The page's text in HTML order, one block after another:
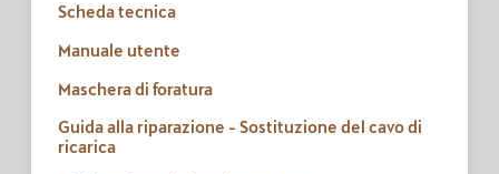
Scheda tecnica
Manuale utente
Maschera di foratura
Guida alla riparazione - Sostituzione del cavo di
ricarica